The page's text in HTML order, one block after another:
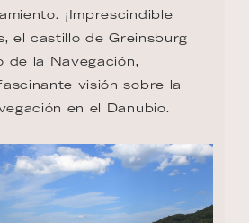
¡Imprescindible
el castillo de Greinsburg
de la Navegación,
visión sobre la
en el Danubio.